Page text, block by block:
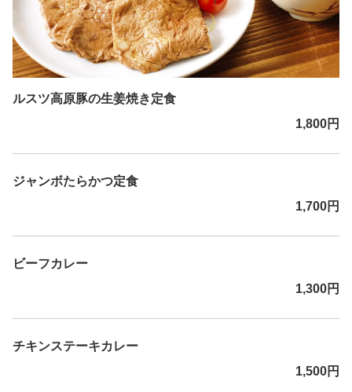
ルスツ高原豚の生姜焼き定食
1,800円
ジャンボたらかつ定食
1,700円
ビーフカレー
1,300円
チキンステーキカレー
1,500円